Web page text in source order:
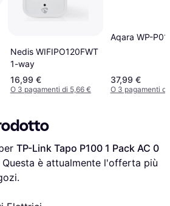
Nedis WIFIPO120FWT
1-way
16,99 €
O 3 pagamenti di 5,66 €
Aqara WP-
37,99 €
O 3 pagamenti di
TP-Link Tapo P100 1 Pack AC 0
Questa è attualmente l'offerta più